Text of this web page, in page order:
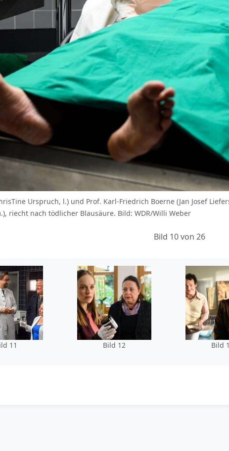
Urspruch, l.) und Prof. Karl-Friedrich Boerne (Jan Josef
riecht nach tödlicher Blausäure. Bild: WDR/Willi Weber
Bild 10 von 26
11 Bild 12 Bild